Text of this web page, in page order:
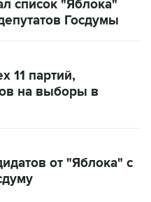
на выборы в